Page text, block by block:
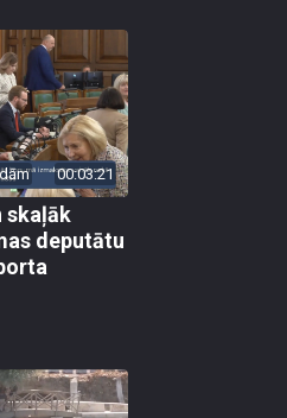
00:03:21
skaļāk
deputātu